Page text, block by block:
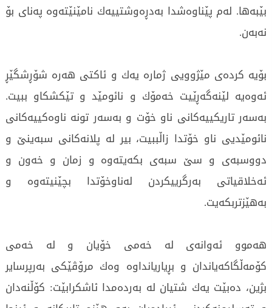
بێبەھا. لەم پێناوەشدا بەدڕەوشتییەك نامێنێتەوە پەنای بۆ
نەبەن.
بۆیە كردەی مێژوویی ژمارە یەك و ئاكتی ھەرە شۆڕشگێڕ
ئەوەیە لێنەگەڕێیت خەمۆك و نائومێد و تێكشكاو ببیت.
بەسەر تاریكییەكانی ناو خۆت و بەسەر تونە ناوەكییەكانی
نائومێدیی ناو خۆتدا زاڵببیت، بیر لە پلانەكانی سبەینێ و
دووسبەی و سێ سبەی بكەیتەوە و زمان و خەون و
ئەخلاقیاتی بەرگرییكردن لەناوخۆتدا بچێنیتەوە و
بەھێزتربكەیت.
ھەموو ئەوانەی لە خەمی خۆیان و لە خەمی
كۆمەڵگاكەیاندان و بڕیاریانداوە وەك مرۆڤێكی بەرپرسایر
بژین، دەبێت یەك شتیان لە بەردەمدا ئاشكرابێت: كۆڵنەدان